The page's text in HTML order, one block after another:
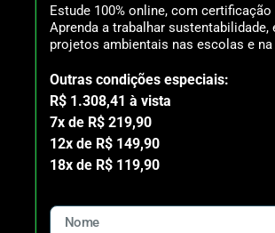
Estude 100% online, com
Aprenda a trabalhar sustentabilidade,
projetos ambientais nas escolas e
Outras condições especiais:
R$ 1.308,41 à vista
7x de R$ 219,90
12x de R$ 149,90
18x de R$ 119,90